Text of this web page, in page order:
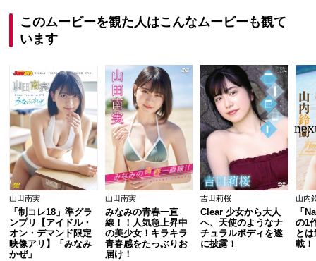
このムービーを観た人はこんなムービーも観て
います
山田南実
「制コレ18」準グラ
ンプリ【アイドル・
オン・デマンド限定
映像アリ】「みなみ
かぜ」
山田南実
みなみの青春一直
線！！人気急上昇中
の美少女！キラキラ
青春感をたっぷりお
届け！
吉田莉桜
Clear 少女から大人
へ、天使のようなナ
チュラルボディを遂
に披露！
山内
「
の1
と
載！